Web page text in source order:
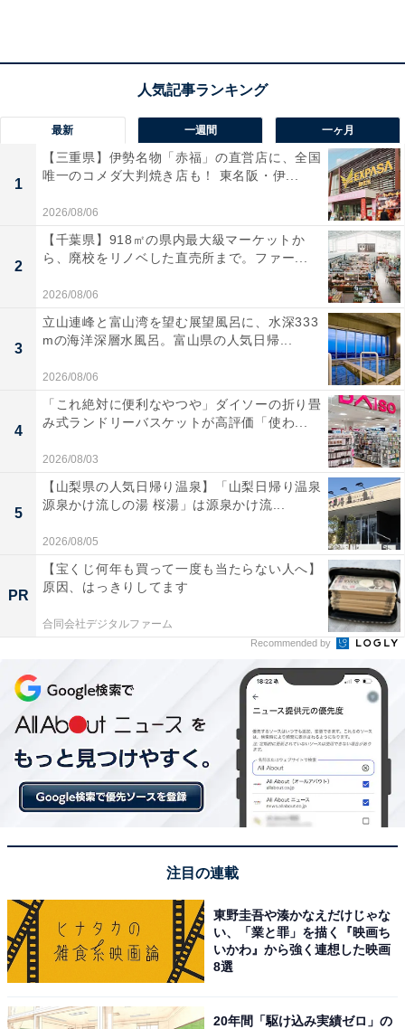
「シウマイ弁当」の黄色のパッケージの周りに、KEITA
MARUYAMAの人気モチーフ・パンダと、崎陽軒のシウ
マイの箱に入っているしょう油入れ・ひょうちゃんをち
りばめたデザイン。表情豊かな両キャラクターの間に、
ひょうちゃんに扮したパンダも隠れています。
左：KEITA MARUYAMA×崎陽軒シウマイ弁当クッション（イエロー）（税
込4950円） 右：KEITA MARUYAMA×崎陽軒シウマイ弁当バンダナ（イエ
ロー）（税込2750円）
3850円） 右：KEITA MARUYAMA×崎陽軒シウマイ弁当Tシャツ（ホワイ
ト）（税込6600円）※S～XLの4サイズ展開
“昔ながらのシウマイ”シリーズも
コラボ！
最新 一週間 一ヶ月
1
【三重県】伊勢名物「赤福」の直営店に、全国
唯一のコメダ大判焼き店も！ 東名阪・伊...
2026/08/06
2
【千葉県】918㎡の県内最大級マーケットか
ら、廃校をリノベした直売所まで。ファー...
2026/08/06
3
立山連峰と富山湾を望む展望風呂に、水深333
mの海洋深層水風呂。富山県の人気日帰...
2026/08/06
4
「これ絶対に便利なやつや」ダイソーの折り畳
み式ランドリーバスケットが高評価「使わ...
2026/08/03
5
【山梨県の人気日帰り温泉】「山梨日帰り温泉
源泉かけ流しの湯 桜湯」は源泉かけ流...
2026/08/05
PR
【宝くじ何年も買って一度も当たらない人へ】
原因、はっきりしてます
合同会社デジタルファーム
Recommended by
注目の連載
東野圭吾や湊かなえだけじゃな
い、「業と罪」を描く『映画ち
いかわ』から強く連想した映画
8選
20年間「駆け込み実績ゼロ」の